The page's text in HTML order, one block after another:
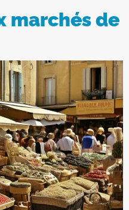
marchés de